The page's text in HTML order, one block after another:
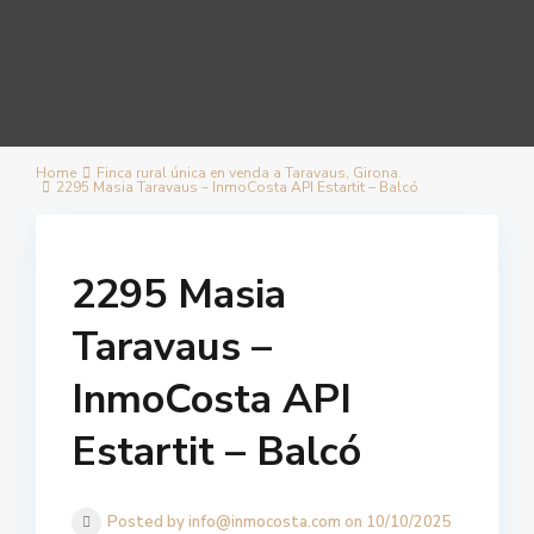
Home Finca rural única en venda a Taravaus, Girona.
2295 Masia Taravaus – InmoCosta API Estartit – Balcó
2295 Masia
Taravaus –
InmoCosta API
Estartit – Balcó
Posted by info@inmocosta.com on 10/10/2025